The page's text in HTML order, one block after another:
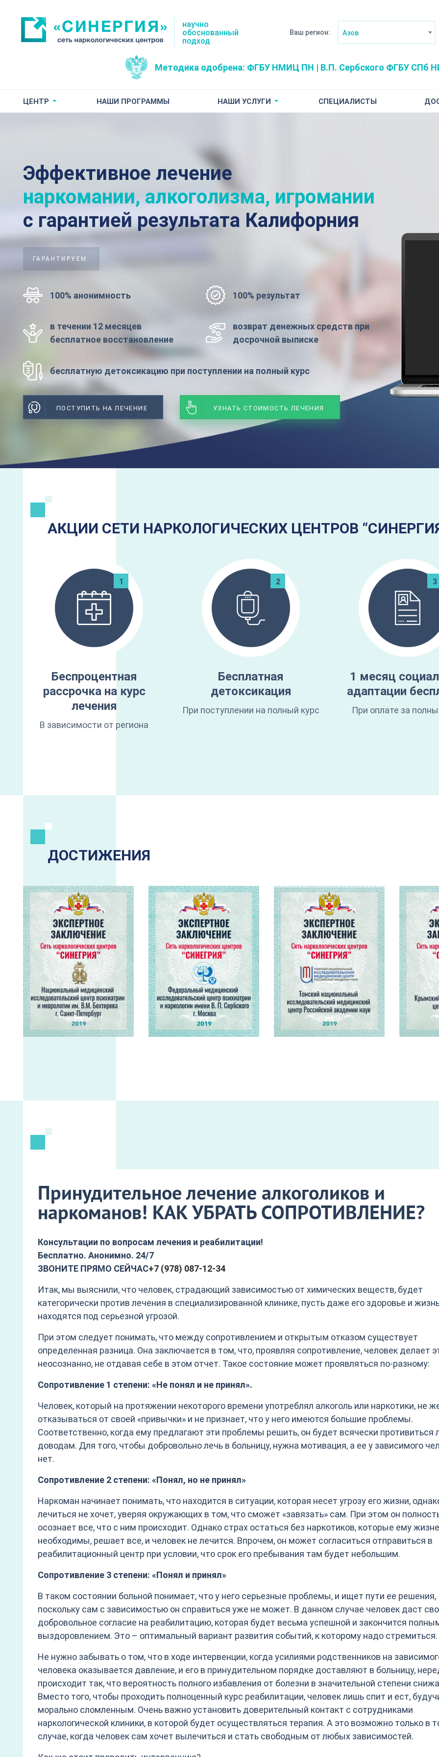
научно
обоснованный
подход
Ваш регион: Азов
Методика одобрена: ФГБУ НМИЦ ПН | В.П. Сербского ФГБУ СПб
ЦЕНТР НАШИ ПРОГРАММЫ НАШИ УСЛУГИ СПЕЦИАЛИСТЫ
Эффективное лечение
наркомании, алкоголизма, игромании
с гарантией результата Калифорния
ГАРАНТИРУЕМ:
100% анонимность 100% результат
в течении 12 месяцев
бесплатное восстановление
возврат денежных средств при
досрочной выписке
бесплатную детоксикацию при поступлении на полный курс
ПОСТУПИТЬ НА ЛЕЧЕНИЕ УЗНАТЬ СТОИМОСТЬ ЛЕЧЕНИЯ
АКЦИИ СЕТИ НАРКОЛОГИЧЕСКИХ ЦЕНТРОВ
Беспроцентная
рассрочка на курс
лечения
В зависимости от региона
Бесплатная
детоксикация
При поступлении на полный курс
1 месяц
адаптации
При оплате за
ДОСТИЖЕНИЯ
Принудительное лечение алкоголиков и
наркоманов! КАК УБРАТЬ СОПРОТИВЛЕНИЕ?
Консультации по вопросам лечения и реабилитации!
Бесплатно. Анонимно. 24/7
ЗВОНИТЕ ПРЯМО СЕЙЧАС+7 (978) 087-12-34
Итак, мы выяснили, что человек, страдающий зависимостью от химических веществ, будет
категорически против лечения в специализированной клинике, пусть даже его здоровье и
находятся под серьезной угрозой.
При этом следует понимать, что между сопротивлением и открытым отказом существует
определенная разница. Она заключается в том, что, проявляя сопротивление, человек делает
неосознанно, не отдавая себе в этом отчет. Такое состояние может проявляться по-разному:
Сопротивление 1 степени: «Не понял и не принял».
Человек, который на протяжении некоторого времени употреблял алкоголь или наркотики, не
отказываться от своей «привычки» и не признает, что у него имеются большие проблемы.
Соответственно, когда ему предлагают эти проблемы решить, он будет всячески
доводам. Для того, чтобы добровольно лечь в больницу, нужна мотивация, а ее у зависимого
нет.
Сопротивление 2 степени: «Понял, но не принял»
Наркоман начинает понимать, что находится в ситуации, которая несет угрозу его жизни,
лечиться не хочет, уверяя окружающих в том, что сможет «завязать» сам. При этом он
осознает все, что с ним происходит. Однако страх остаться без наркотиков, которые ему
необходимы, решает все, и человек не лечится. Впрочем, он может согласиться отправиться в
реабилитационный центр при условии, что срок его пребывания там будет небольшим.
Сопротивление 3 степени: «Понял и принял»
В таком состоянии больной понимает, что у него серьезные проблемы, и ищет пути ее решения,
поскольку сам с зависимостью он справиться уже не может. В данном случае человек даст
добровольное согласие на реабилитацию, которая будет весьма успешной и закончится
выздоровлением. Это – оптимальный вариант развития событий, к которому надо стремиться.
Не нужно забывать о том, что в ходе интервенции, когда усилиями родственников на
человека оказывается давление, и его в принудительном порядке доставляют в больницу,
происходит так, что вероятность полного избавления от болезни в значительной степени
Вместо того, чтобы проходить полноценный курс реабилитации, человек лишь спит и ест,
морально сломленным. Очень важно установить доверительный контакт с сотрудниками
наркологической клиники, в которой будет осуществляться терапия. А это возможно только в
случае, когда человек сам хочет вылечиться и стать свободным от любых зависимостей.